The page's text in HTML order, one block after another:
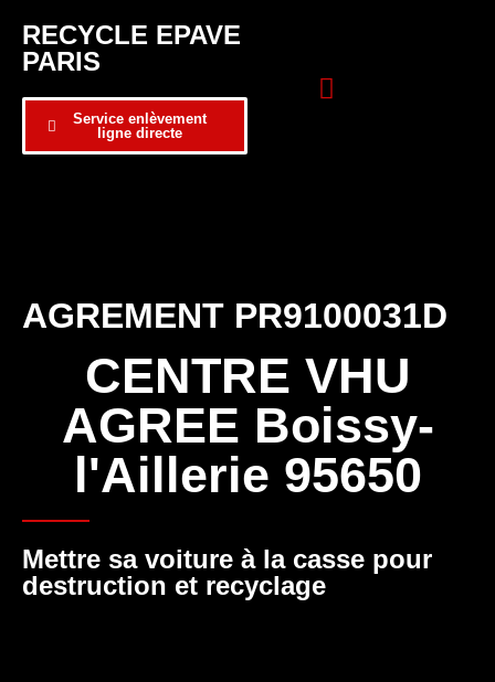
RECYCLE EPAVE
PARIS
Service enlèvement
ligne directe
AGREMENT PR9100031D
CENTRE VHU
AGREE Boissy-
l'Aillerie 95650
Mettre sa voiture à la casse pour
destruction et recyclage